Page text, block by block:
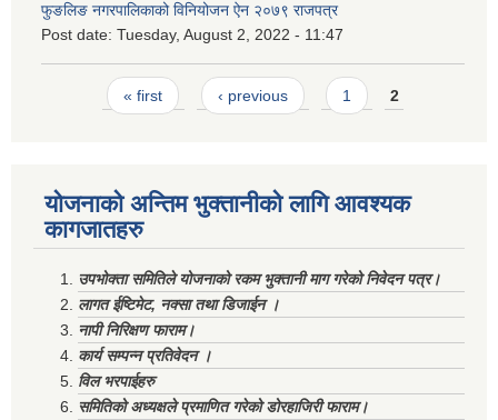
फुङलिङ नगरपालिकाको विनियोजन ऐन २०७९ राजपत्र
Post date: Tuesday, August 2, 2022 - 11:47
Pages« first ‹ previous 1 2
योजनाको अन्तिम भुक्तानीको लागि आवश्यक
कागजातहरु
उपभोक्ता समितिले योजनाको रकम भुक्तानी माग गरेको निवेदन पत्र।
लागत ईष्टिमेट, नक्सा तथा डिजाईन ।
नापी निरिक्षण फाराम।
कार्य सम्पन्न प्रतिवेदन ।
विल भरपाईहरु
समितिको अध्यक्षले प्रमाणित गरेको डोरहाजिरी फाराम।